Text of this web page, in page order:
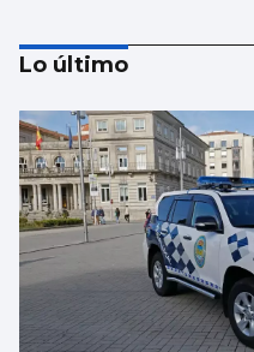
El Puerto pone en
“skyline” de Guixar
Lo último